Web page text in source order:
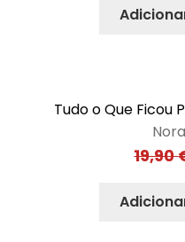
Tudo o Que Ficou
19,90